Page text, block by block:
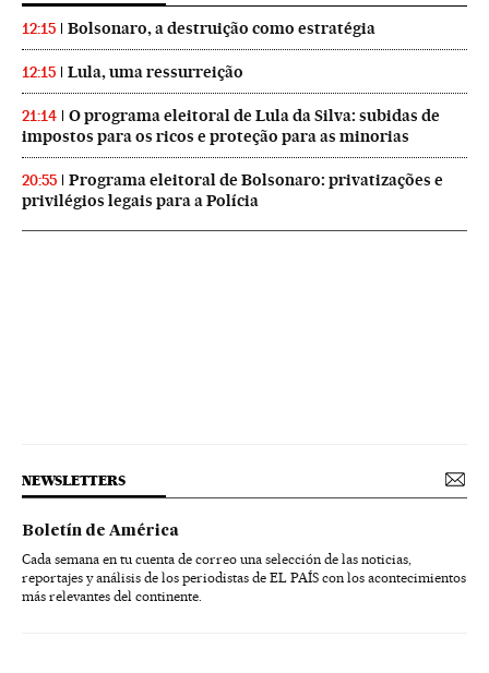
12:15 Bolsonaro, a destruição como estratégia
12:15 Lula, uma ressurreição
21:14
O programa eleitoral de Lula da Silva: subidas de
impostos para os ricos e proteção para as minorias
20:55
Programa eleitoral de Bolsonaro: privatizações e
privilégios legais para a Polícia
NEWSLETTERS
Boletín de América
Cada semana en tu cuenta de correo una selección de las noticias,
reportajes y análisis de los periodistas de EL PAÍS con los acontecimientos
más relevantes del continente.